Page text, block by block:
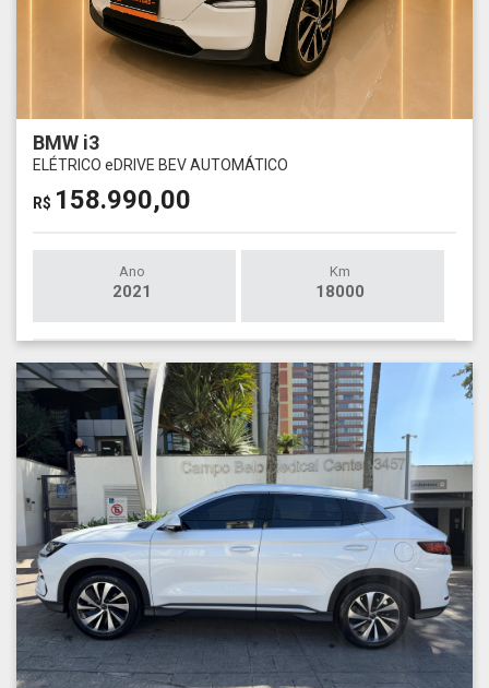
BMW i3
ELÉTRICO eDRIVE BEV AUTOMÁTICO
R$ 158.990,00
Ano
2021
Km
18000